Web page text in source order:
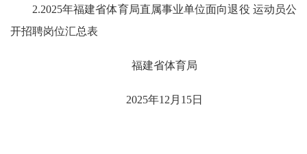
2.2025年福建省体育局直属事业单位面向退役 运动员公
开招聘岗位汇总表
福建省体育局
2025年12月15日